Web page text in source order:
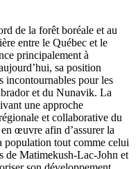
de la forêt boréale et au
entre le Québec et le
principalement à
sa position
incontournables pour les
et du Nunavik. La
une approche
et collaborative du
œuvre afin d’assurer la
population tout comme celui
de Matimekush-Lac-John et